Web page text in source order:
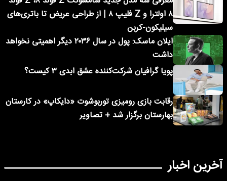
۸ اولترا و Z فلیپ ۸ | از طراحی عریض تا باتری‌های
سیلیکون-کربن
ایلان ماسک: پول در سال ۲۰۳۶ دیگر اهمیتی نخواهد
داشت
پویا گرافیان شرکت‌کننده عشق ابدی ۳ کیست؟
رقابت بازی رومیزی توربوشوت «دایکاپ» در کارستان
بهارستان برگزار شد + تصاویر
آخرین اخبار